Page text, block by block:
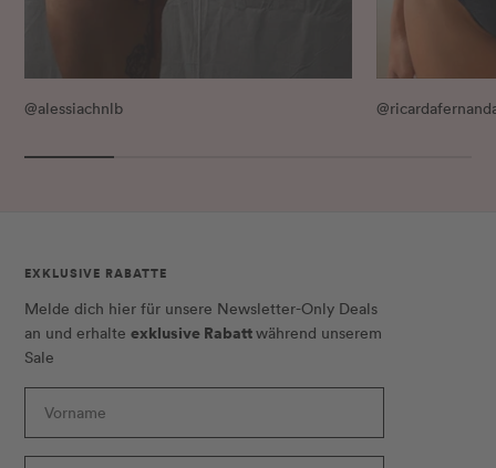
@alessiachnlb
EXKLUSIVE RABATTE
Melde dich hier für unsere Newsletter-Only Deals
an und erhalte exklusive Rabattwährend unserem
Sale
Vorname